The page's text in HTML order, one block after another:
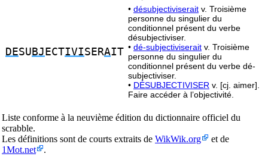
DESU BJ ECTIVISERAIT
• désubjectiviserait v. Troisième
personne du singulier du
conditionnel présent du verbe
désubjectiviser.
• dé-subjectiviserait v. Troisième
personne du singulier du
conditionnel présent du verbe dé-
subjectiviser.
• DÉSUBJECTIVISER v. [cj. aimer].
Faire accéder à l’objectivité.
Liste conforme à la neuvième édition du dictionnaire officiel du
scrabble.
Les définitions sont de courts extraits de WikWik.org
et de
1Mot.net
.